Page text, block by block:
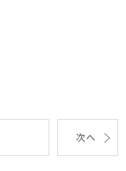
次へ